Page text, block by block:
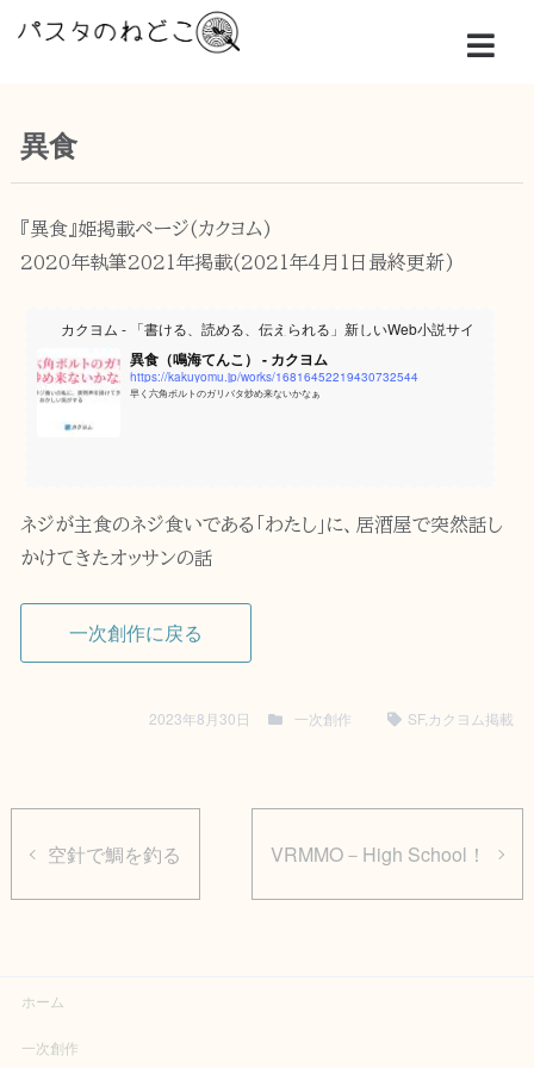
異食
『異食』姫掲載ページ(カクヨム)
2020年執筆2021年掲載(2021年4月1日最終更新)
カクヨム - 「書ける、読める、伝えられる」新しいWeb小説サイト
異食（鳴海てんこ） - カクヨム
https://kakuyomu.jp/works/16816452219430732544
早く六角ボルトのガリバタ炒め来ないかなぁ
ネジが主食のネジ食いである「わたし」に、居酒屋で突然話し
かけてきたオッサンの話
一次創作に戻る
2023年8月30日 一次創作 SF, カクヨム掲載
空針で鯛を釣る VRMMO－High School！
ホーム
一次創作